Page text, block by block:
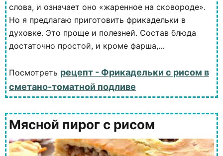
слова, и означает оно «жаренное на сковороде».
Но я предлагаю приготовить фрикадельки в
духовке. Это проще и полезней. Состав блюда
достаточно простой, и кроме фарша,...
Посмотреть рецепт - Фрикадельки с рисом в
сметано-томатной подливе
Мясной пирог с рисом